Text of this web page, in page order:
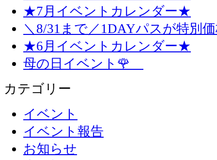
★7月イベントカレンダー★
＼8/31まで／1DAYパスが特別
★6月イベントカレンダー★
母の日イベント🌹
カテゴリー
イベント
イベント報告
お知らせ